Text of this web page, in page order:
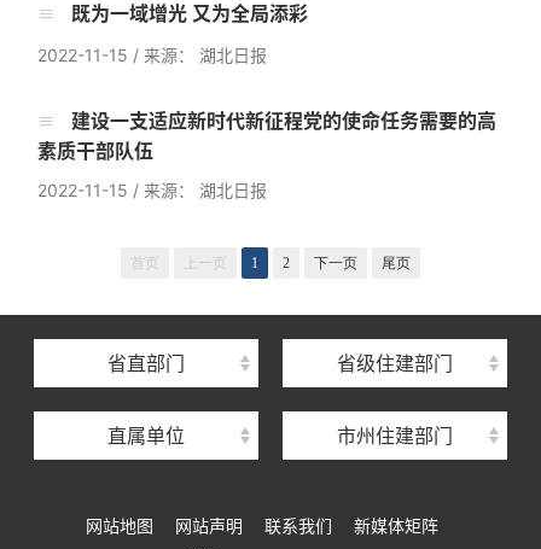
既为一域增光 又为全局添彩
2022-11-15 / 来源： 湖北日报
建设一支适应新时代新征程党的使命任务需要的高
素质干部队伍
2022-11-15 / 来源： 湖北日报
首页 上一页 1 2 下一页 尾页
省直部门 省级住建部门
直属单位
湖北省住建厅机关后勤服务中心
湖北省住房保障中心
湖北省建设工程质量安全监督总站
湖北省建设工程标准定额管理总站
湖北省住建厅执业资格注册中心
市州住建部门
网站地图 网站声明 联系我们
新媒体矩阵